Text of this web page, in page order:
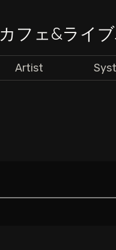
カフェ&ライ
Artist